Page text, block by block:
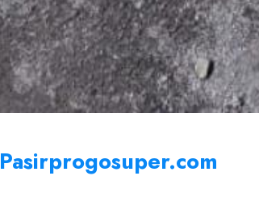
Pasirprogosuper.com